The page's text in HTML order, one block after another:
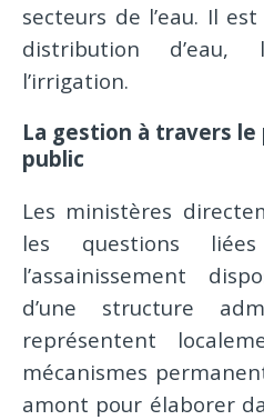
secteurs de l’eau. Il
distribution d’eau,
l’irrigation.
La gestion à travers
public
Les ministères
les questions
l’assainissement
d’une structure
représentent
mécanismes
amont pour élaborer